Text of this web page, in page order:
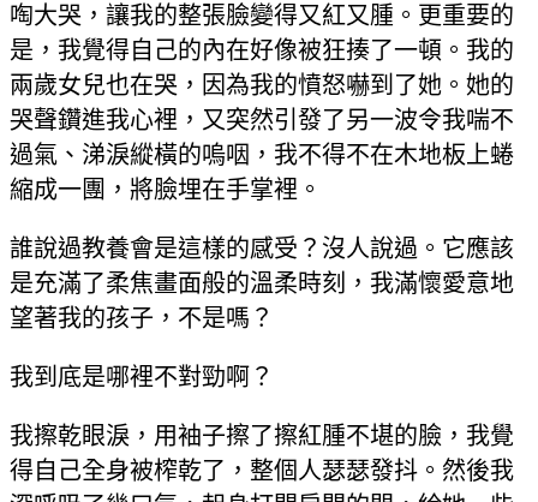
啕大哭，讓我的整張臉變得又紅又腫。更重要的
是，我覺得自己的內在好像被狂揍了一頓。我的
兩歲女兒也在哭，因為我的憤怒嚇到了她。她的
哭聲鑽進我心裡，又突然引發了另一波令我喘不
過氣、涕淚縱橫的嗚咽，我不得不在木地板上蜷
縮成一團，將臉埋在手掌裡。
誰說過教養會是這樣的感受？沒人說過。它應該
是充滿了柔焦畫面般的溫柔時刻，我滿懷愛意地
望著我的孩子，不是嗎？
我到底是哪裡不對勁啊？
我擦乾眼淚，用袖子擦了擦紅腫不堪的臉，我覺
得自己全身被榨乾了，整個人瑟瑟發抖。然後我